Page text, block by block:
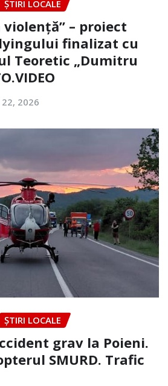
ȘTIRI LOCALE
violență” – proiect
finalizat cu
Teoretic „Dumitru
2026
ȘTIRI LOCALE
grav la Poieni.
SMURD. Trafic